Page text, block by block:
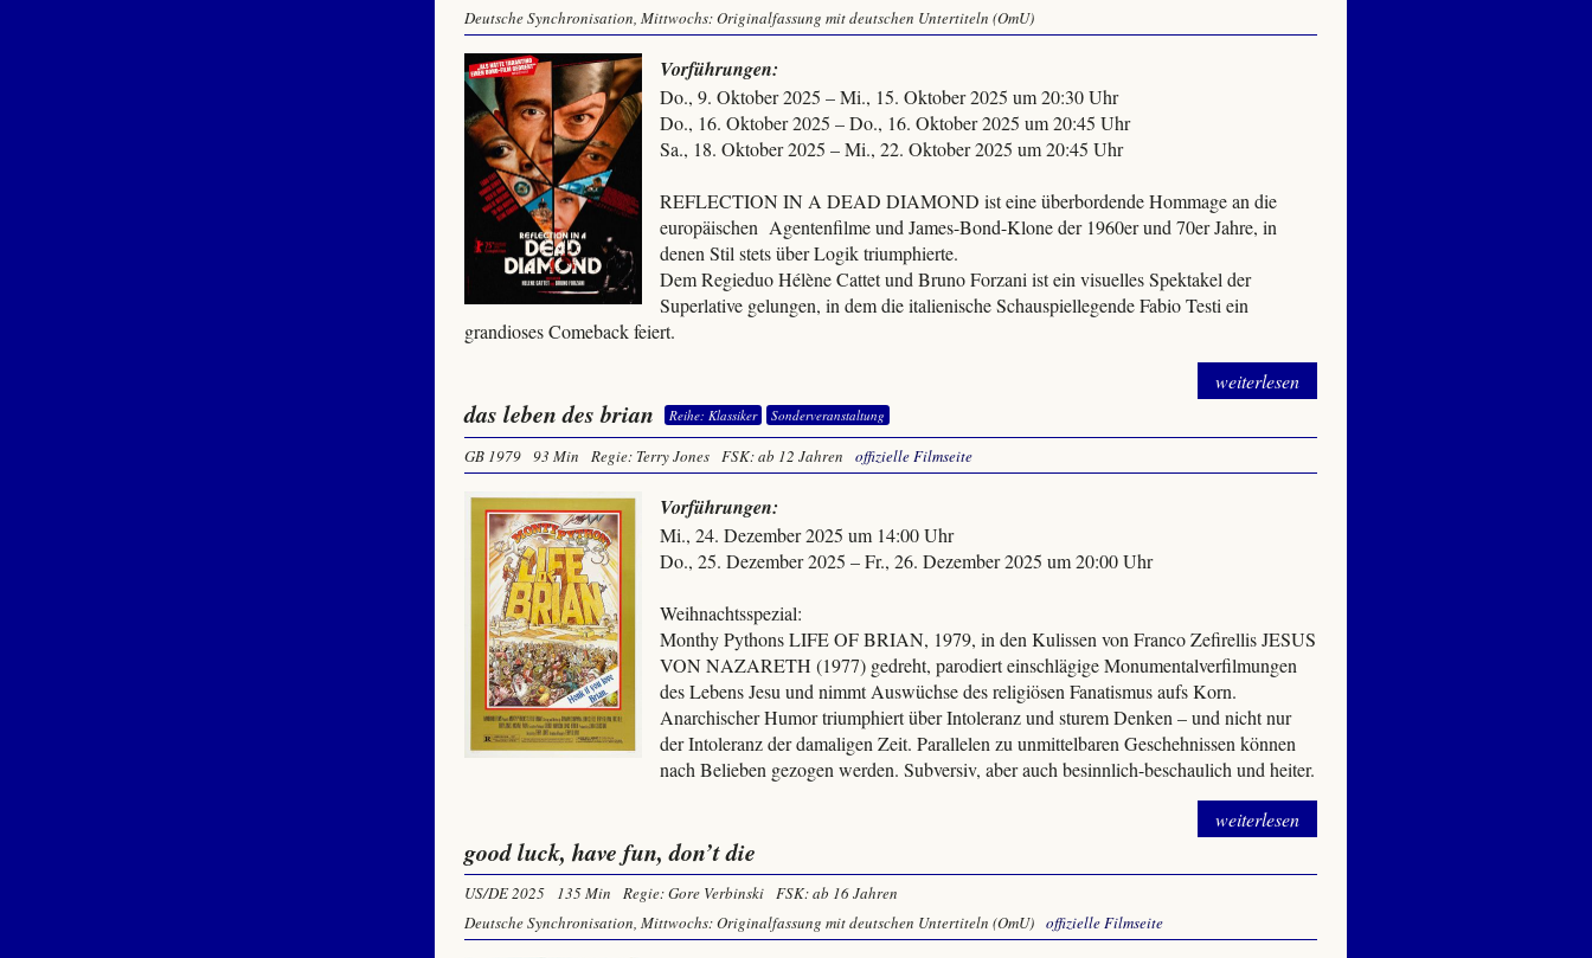
Deutsche Synchronisation, Mittwochs: Originalfassung mit deutschen Untertiteln (OmU)
Vorführungen:
Do., 9. Oktober 2025 – Mi., 15. Oktober 2025 um 20:30 Uhr
Do., 16. Oktober 2025 – Do., 16. Oktober 2025 um 20:45 Uhr
Sa., 18. Oktober 2025 – Mi., 22. Oktober 2025 um 20:45 Uhr
REFLECTION IN A DEAD DIAMOND ist eine überbordende Hommage an die
europäischen Agentenfilme und James-Bond-Klone der 1960er und 70er Jahre, in
denen Stil stets über Logik triumphierte.
Dem Regieduo Hélène Cattet und Bruno Forzani ist ein visuelles Spektakel der
Superlative gelungen, in dem die italienische Schauspiellegende Fabio Testi ein
grandioses Comeback feiert.
weiterlesen
das leben des brian Reihe: Klassiker Sonderveranstaltung
GB 1979 93 Min Regie: Terry Jones FSK: ab 12 Jahren offizielle Filmseite
Vorführungen:
Mi., 24. Dezember 2025 um 14:00 Uhr
Do., 25. Dezember 2025 – Fr., 26. Dezember 2025 um 20:00 Uhr
Weihnachtsspezial:
Monthy Pythons LIFE OF BRIAN, 1979, in den Kulissen von Franco Zefirellis JESUS
VON NAZARETH (1977) gedreht, parodiert einschlägige Monumentalverfilmungen
des Lebens Jesu und nimmt Auswüchse des religiösen Fanatismus aufs Korn.
Anarchischer Humor triumphiert über Intoleranz und sturem Denken – und nicht nur
der Intoleranz der damaligen Zeit. Parallelen zu unmittelbaren Geschehnissen können
nach Belieben gezogen werden. Subversiv, aber auch besinnlich-beschaulich und heiter.
weiterlesen
good luck, have fun, don’t die
US/DE 2025 135 Min Regie: Gore Verbinski
FSK: ab 16 Jahren
Deutsche Synchronisation, Mittwochs: Originalfassung mit deutschen Untertiteln (OmU) offizielle Filmseite